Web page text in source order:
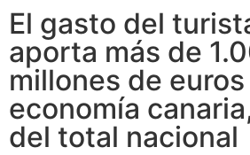
El gasto del
aporta más de
millones de euros
economía
del total nacional